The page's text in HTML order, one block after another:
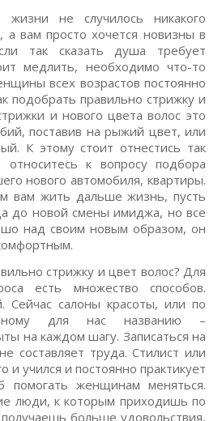
не случилось никакого
а вам просто хочется новизны в
так сказать душа требует
медлить, необходимо что-то
всех возрастов постоянно
подобрать правильно стрижку и
и нового цвета волос это
поставив на рыжий цвет, или
К этому стоит отнестись так
к вопросу подбора
нового автомобиля, квартиры.
вам жить дальше жизнь, пусть
до новой смены имиджа, но все
над своим новым образом, он
стрижку и цвет волос? Для
есть множество способов.
Сейчас салоны красоты, или по
для нас названию –
на каждом шагу. Записаться на
составляет труда. Стилист или
и учился и постоянно практикует
помогать женщинам меняться.
люди, к которым приходишь по
получаешь больше удовольствия,